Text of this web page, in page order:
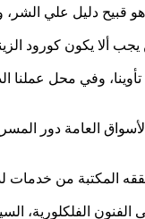
وفي محل عملنا
العامة دور
الفنون الفلكلورية،